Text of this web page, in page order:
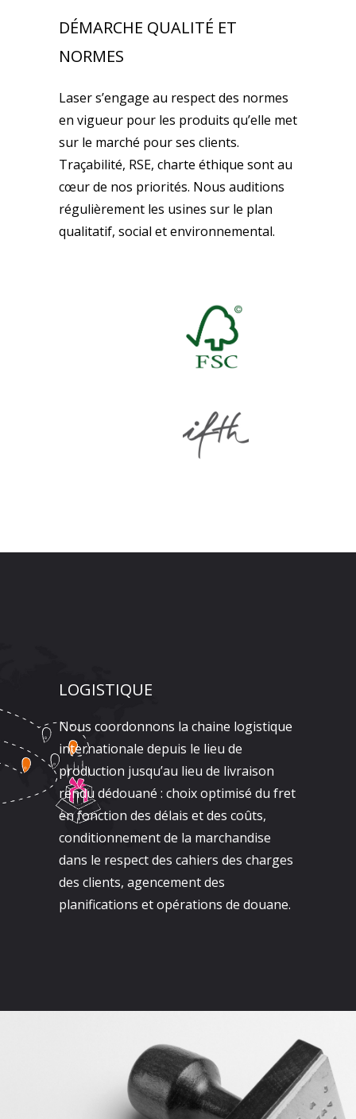
DÉMARCHE QUALITÉ ET
NORMES
Laser s’engage au respect des normes
en vigueur pour les produits qu’elle met
sur le marché pour ses clients.
Traçabilité, RSE, charte éthique sont au
cœur de nos priorités. Nous auditions
régulièrement les usines sur le plan
qualitatif, social et environnemental.
LOGISTIQUE
Nous coordonnons la chaine logistique
internationale depuis le lieu de
production jusqu’au lieu de livraison
rendu dédouané : choix optimisé du fret
en fonction des délais et des coûts,
conditionnement de la marchandise
dans le respect des cahiers des charges
des clients, agencement des
planifications et opérations de douane.